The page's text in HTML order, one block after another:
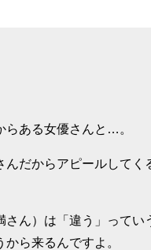
らある女優さんと…。
んだからアピールしてく
さん）は「違う」ってい
から来るんですよ。